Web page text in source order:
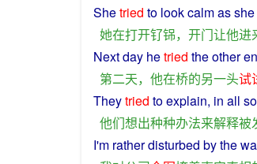
Shetried to lookcalmas
她在打开钌铞， 开门让他进
Nextday hetried theother
第二天， 他在桥的另一头试
Theytried toexplain, in all
他们想出种种办法来解释被
I'm ratherdisturbed bythe